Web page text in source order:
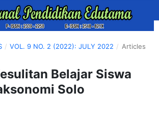
/ VOL. 9 NO. 2 (2022): JULY 2022 / Articles
Belajar Siswa
Solo